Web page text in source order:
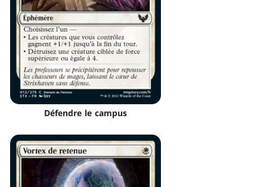
Défendre le campus